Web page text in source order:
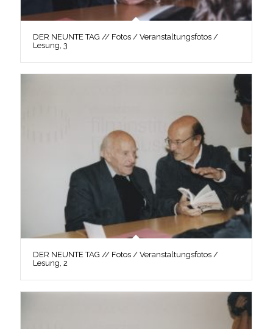
DER NEUNTE TAG // Fotos / Veranstaltungsfotos /
Lesung, 3
DER NEUNTE TAG // Fotos / Veranstaltungsfotos /
Lesung, 2